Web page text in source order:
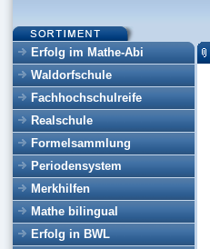
Erfolg im Mathe-Abi
Waldorfschule
Fachhochschulreife
Realschule
Formelsammlung
Periodensystem
Merkhilfen
Mathe bilingual
Erfolg in BWL